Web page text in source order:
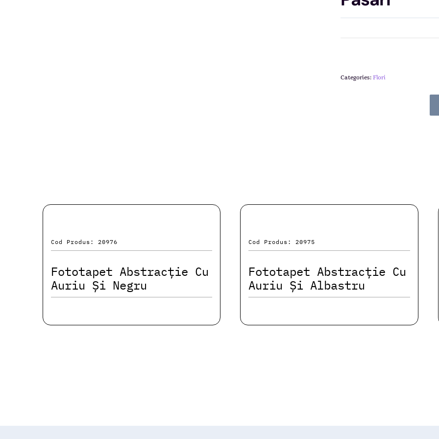
Categories:Flori
Cod Produs: 20976
Fototapet Abstracție Cu
Auriu Și Negru
Cod Produs: 20975
Fototapet Abstracție Cu
Auriu Și Albastru